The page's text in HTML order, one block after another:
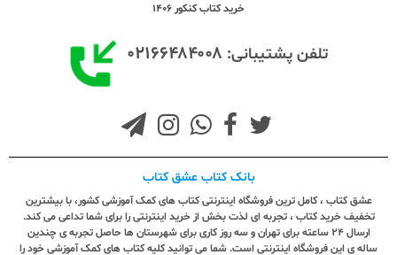
خرید کتاب کنکور 1406
تلفن پشتیبانی: ۰۲۱۶۶۴۸۴۰۰۸
بانک کتاب عشق کتاب
عشق کتاب ، کامل ترین فروشگاه اینترنتی کتاب های کمک آموزشی کشور، با بیشترین
تخفیف خرید کتاب ، تجربه ای لذت بخش از خرید اینترنتی را برای شما تداعی می کند.
ارسال ٢٤ ساعته برای تهران و سه روز کاری برای شهرستان ها حاصل تجربه ی چندین
ساله ی این فروشگاه اینترنتی است. شما می توانید کلیه کتاب های کمک آموزشی خود را